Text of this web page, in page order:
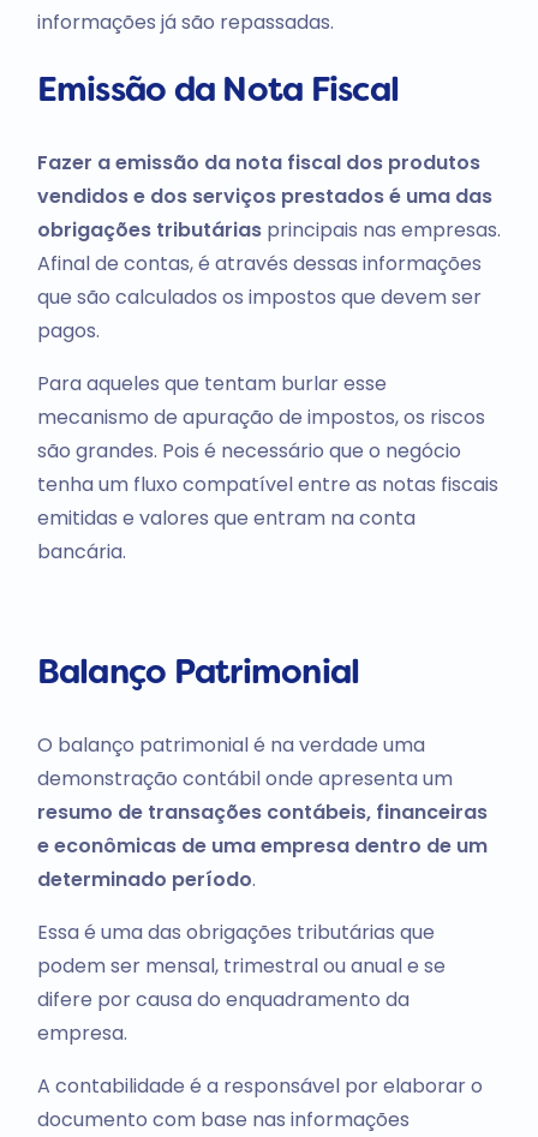
informações já são repassadas.
Emissão da Nota Fiscal
Fazer a emissão da nota fiscal dos produtos
vendidos e dos serviços prestados é uma das
obrigações tributáriasprincipais nas empresas.
Afinal de contas, é através dessas informações
que são calculados os impostos que devem ser
pagos.
Para aqueles que tentam burlar esse
mecanismo de apuração de impostos, os riscos
são grandes. Pois é necessário que o negócio
tenha um fluxo compatível entre as notas fiscais
emitidas e valores que entram na conta
bancária.
Balanço Patrimonial
O balanço patrimonial é na verdade uma
demonstração contábil onde apresenta um
resumo de transações contábeis, financeiras
e econômicas de uma empresa dentro de um
determinado período.
Essa é uma das obrigações tributárias que
podem ser mensal, trimestral ou anual e se
difere por causa do enquadramento da
empresa.
A contabilidade é a responsável por elaborar o
documento com base nas informações